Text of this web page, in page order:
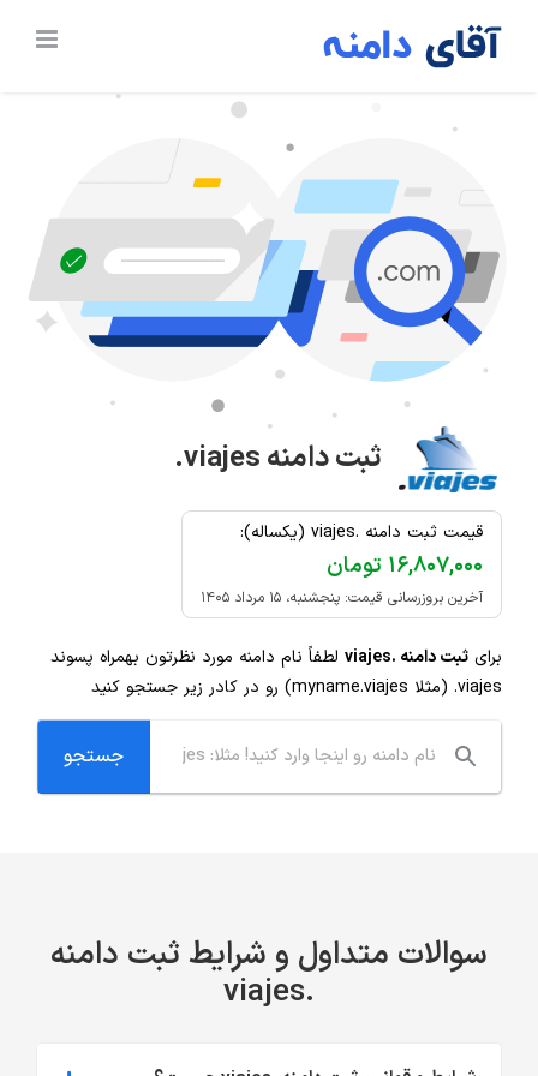
ثبت دامنه.viajes
قیمت ثبت دامنه .viajes (یکساله):
۱۶,۸۰۷,۰۰۰ تومان
آخرین بروزرسانی قیمت: پنجشنبه، ۱۵ مرداد ۱۴۰۵
برای ثبت دامنه .viajes
لطفاً نام دامنه مورد نظرتون بهمراه پسوند
.viajes (مثلا myname.viajes) رو در کادر زیر جستجو کنید
سوالات متداول و شرایط ثبت دامنه
.viajes